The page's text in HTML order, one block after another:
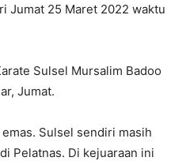
Jumat 25 Maret 2022 waktu
Sulsel Mursalim Badoo
Jumat.
Sulsel sendiri masih
Pelatnas. Di kejuaraan ini